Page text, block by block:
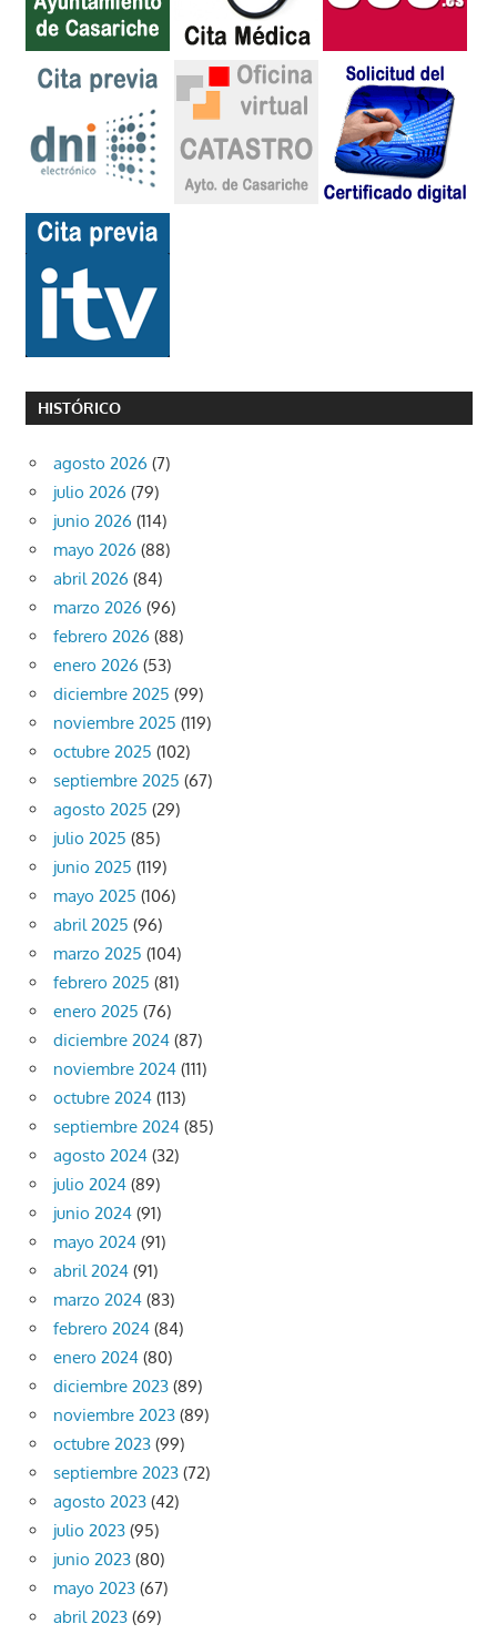
HISTÓRICO
agosto 2026 (7)
julio 2026 (79)
junio 2026 (114)
mayo 2026 (88)
abril 2026 (84)
marzo 2026 (96)
febrero 2026 (88)
enero 2026 (53)
diciembre 2025 (99)
noviembre 2025 (119)
octubre 2025 (102)
septiembre 2025 (67)
agosto 2025 (29)
julio 2025 (85)
junio 2025 (119)
mayo 2025 (106)
abril 2025 (96)
marzo 2025 (104)
febrero 2025 (81)
enero 2025 (76)
diciembre 2024 (87)
noviembre 2024 (111)
octubre 2024 (113)
septiembre 2024 (85)
agosto 2024 (32)
julio 2024 (89)
junio 2024 (91)
mayo 2024 (91)
abril 2024 (91)
marzo 2024 (83)
febrero 2024 (84)
enero 2024 (80)
diciembre 2023 (89)
noviembre 2023 (89)
octubre 2023 (99)
septiembre 2023 (72)
agosto 2023 (42)
julio 2023 (95)
junio 2023 (80)
mayo 2023 (67)
abril 2023 (69)